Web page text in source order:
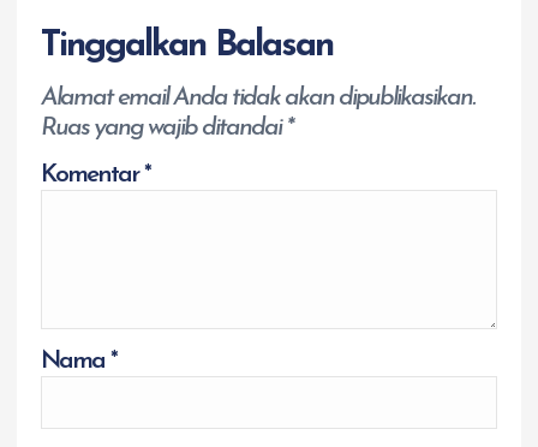
Tinggalkan Balasan
Alamat email Anda tidak akan dipublikasikan.
Ruas yang wajib ditandai*
Komentar*
Nama *